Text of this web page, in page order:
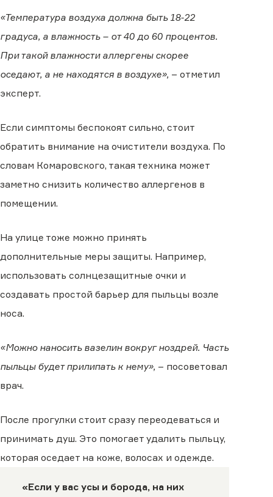
«Температура воздуха должна быть 18-22
градуса, а влажность – от 40 до 60 процентов.
При такой влажности аллергены скорее
оседают, а не находятся в воздухе», – отметил
эксперт.
Если симптомы беспокоят сильно, стоит
обратить внимание на очистители воздуха. По
словам Комаровского, такая техника может
заметно снизить количество аллергенов в
помещении.
На улице тоже можно принять
дополнительные меры защиты. Например,
использовать солнцезащитные очки и
создавать простой барьер для пыльцы возле
носа.
«Можно наносить вазелин вокруг ноздрей. Часть
пыльцы будет прилипать к нему», – посоветовал
врач.
После прогулки стоит сразу переодеваться и
принимать душ. Это помогает удалить пыльцу,
которая оседает на коже, волосах и одежде.
«Если у вас усы и борода, на них